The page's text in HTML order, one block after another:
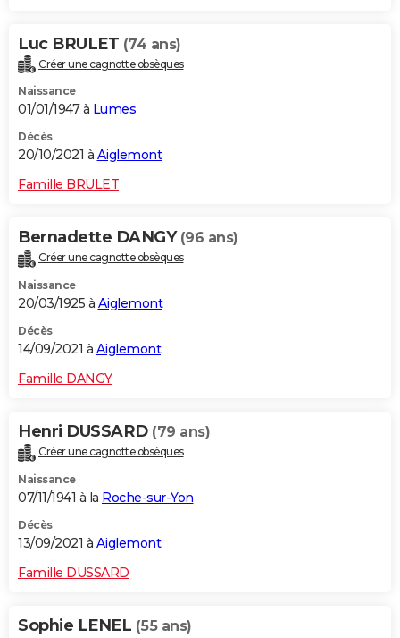
Luc BRULET (74 ans)
Créer une cagnotte obsèques
Naissance
01/01/1947 à Lumes
Décès
20/10/2021 à Aiglemont
Famille BRULET
Bernadette DANGY (96 ans)
Créer une cagnotte obsèques
Naissance
20/03/1925 à Aiglemont
Décès
14/09/2021 à Aiglemont
Famille DANGY
Henri DUSSARD (79 ans)
Créer une cagnotte obsèques
Naissance
07/11/1941 à la Roche-sur-Yon
Décès
13/09/2021 à Aiglemont
Famille DUSSARD
Sophie LENEL (55 ans)